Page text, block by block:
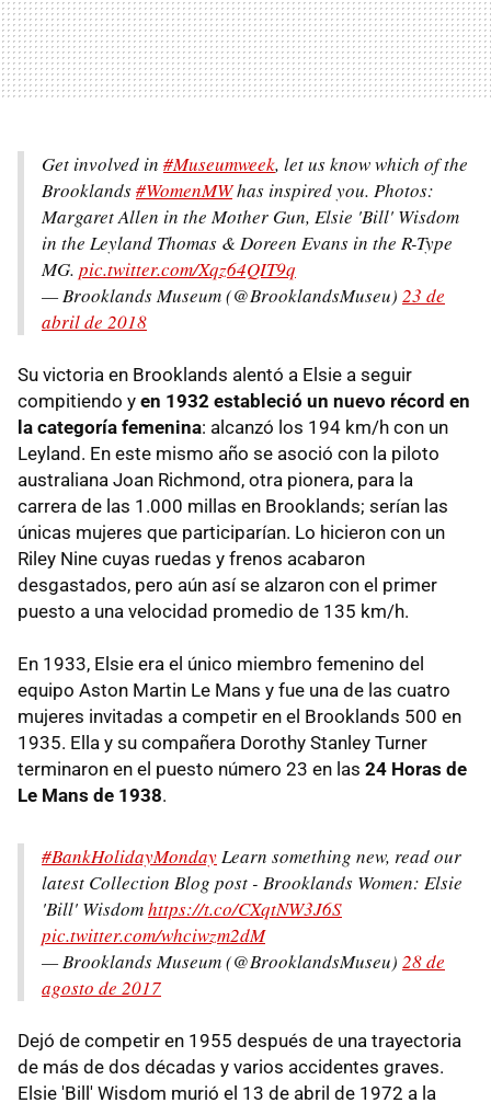
Get involved in #Museumweek, let us know which of the
Brooklands#WomenMWhas inspired you. Photos:
Margaret Allen in the Mother Gun, Elsie 'Bill' Wisdom
in the Leyland Thomas & Doreen Evans in the R-Type
MG. pic.twitter.com/Xqz64QIT9q
— Brooklands Museum (@BrooklandsMuseu) 23 de
abril de 2018
Su victoria en Brooklands alentó a Elsie a seguir
compitiendo y en 1932 estableció un nuevo récord en
la categoría femenina: alcanzó los 194 km/h con un
Leyland. En este mismo año se asoció con la piloto
australiana Joan Richmond, otra pionera, para la
carrera de las 1.000 millas en Brooklands; serían las
únicas mujeres que participarían. Lo hicieron con un
Riley Nine cuyas ruedas y frenos acabaron
desgastados, pero aún así se alzaron con el primer
puesto a una velocidad promedio de 135 km/h.
En 1933, Elsie era el único miembro femenino del
equipo Aston Martin Le Mans y fue una de las cuatro
mujeres invitadas a competir en el Brooklands 500 en
1935. Ella y su compañera Dorothy Stanley Turner
terminaron en el puesto número 23 en las 24 Horas de
Le Mans de 1938.
#BankHolidayMondayLearn something new, read our
latest Collection Blog post - Brooklands Women: Elsie
'Bill' Wisdomhttps://t.co/CXqtNW3J6S
pic.twitter.com/whciwzm2dM
— Brooklands Museum (@BrooklandsMuseu) 28 de
agosto de 2017
Dejó de competir en 1955 después de una trayectoria
de más de dos décadas y varios accidentes graves.
Elsie 'Bill' Wisdom murió el 13 de abril de 1972 a la